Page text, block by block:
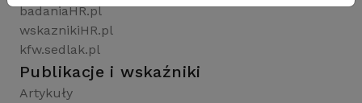
badaniaHR.pl
wskaznikiHR.pl
kfw.sedlak.pl
Publikacje i wskaźniki
Artykuły